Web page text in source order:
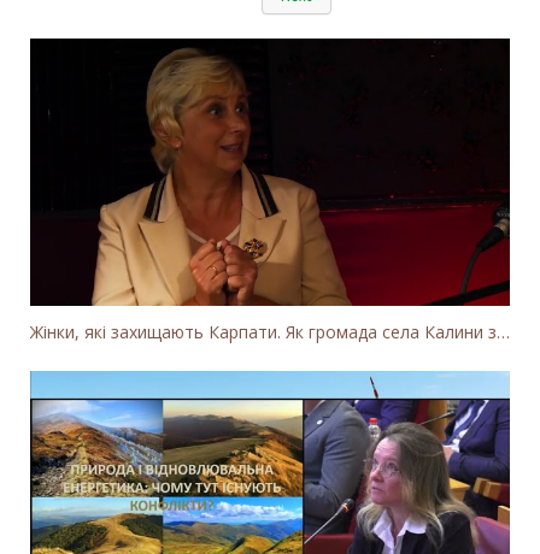
Жінки, які захищають Карпати. Як громада села Калини захищає річку Тересву від забудови МГЕС